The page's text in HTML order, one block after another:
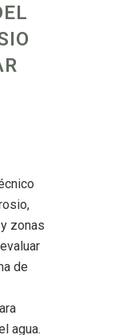
zonas
de
agua.